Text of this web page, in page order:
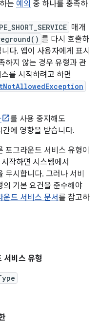
는 예외 중 하나를 충족하
매개
를 다시 호출하
다. 앱이 사용자에게 표시
하지 않는 경우 유형과 관
를 시작하려고 하면
를 사용 중지해도
에 영향을 받습니다.
포그라운드 서비스 유형이
작하면 시스템에서
무시합니다. 그러나 서비
기본 요건을 준수해야
운드 서비스 문서를 참고하
서비스 유형